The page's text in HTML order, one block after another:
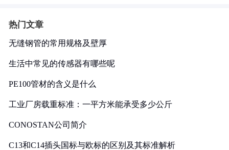
热门文章
无缝钢管的常用规格及壁厚
生活中常见的传感器有哪些呢
PE100管材的含义是什么
工业厂房载重标准：一平方米能承受多少公斤
CONOSTAN公司简介
C13和C14插头国标与欧标的区别及其标准解析